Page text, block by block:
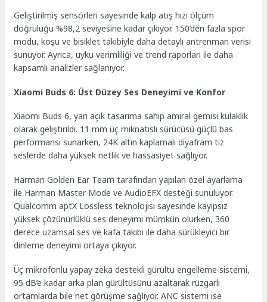
Geliştirilmiş sensörleri sayesinde kalp atış hızı ölçüm
doğruluğu %98,2 seviyesine kadar çıkıyor. 150’den fazla spor
modu, koşu ve bisiklet takibiyle daha detaylı antrenman verisi
sunuyor. Ayrıca, uyku verimliliği ve trend raporları ile daha
kapsamlı analizler sağlanıyor.
Xiaomi Buds 6: Üst Düzey Ses Deneyimi ve Konfor
Xiaomi Buds 6, yarı açık tasarıma sahip amiral gemisi kulaklık
olarak geliştirildi. 11 mm üç mıknatıslı sürücüsü güçlü bas
performansı sunarken, 24K altın kaplamalı diyafram tiz
seslerde daha yüksek netlik ve hassasiyet sağlıyor.
Harman Golden Ear Team tarafından yapılan özel ayarlama
ile Harman Master Mode ve AudioEFX desteği sunuluyor.
Qualcomm aptX Lossless teknolojisi sayesinde kayıpsız
yüksek çözünürlüklü ses deneyimi mümkün olurken, 360
derece uzamsal ses ve kafa takibi ile daha sürükleyici bir
dinleme deneyimi ortaya çıkıyor.
Üç mikrofonlu yapay zeka destekli gürültü engelleme sistemi,
95 dB’e kadar arka plan gürültüsünü azaltarak rüzgarlı
ortamlarda bile net görüşme sağlıyor. ANC sistemi ise